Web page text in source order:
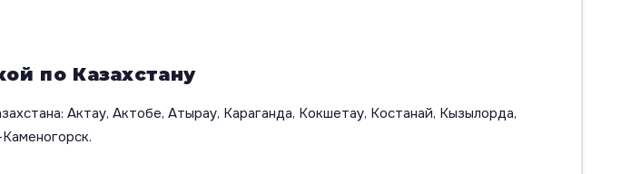
по Казахстану
Актау, Актобе, Атырау, Караганда, Кокшетау, Костанай, Кызылорда,